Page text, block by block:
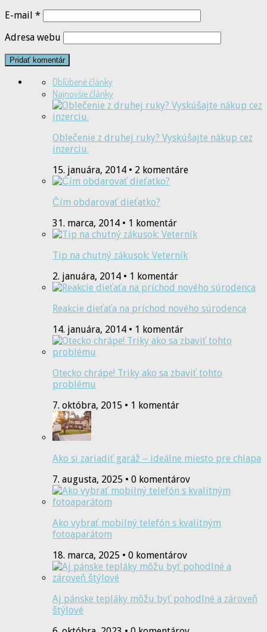
E-mail *
Adresa webu
Obľúbené články
Najnovšie články
Oblečenie z druhej ruky? Vyskúšajte nákup cez
inzerciu.
15. januára, 2014 • 2 komentáre
Čím obdarovať dieťatko?
31. marca, 2014 • 1 komentár
Tip na chutný zákusok: Veterník
2. januára, 2014 • 1 komentár
Reakcie dieťaťa na príchod nového súrodenca
14. januára, 2014 • 1 komentár
Otecko chrápe! Triky ako sa zbaviť tohto
problému
7. októbra, 2015 • 1 komentár
Ako si zariadiť garáž – ideálne miesto pre chlapa
7. augusta, 2025 • 0 komentárov
Ako vybrať mobilný telefón s kvalitným
fotoaparátom
18. marca, 2025 • 0 komentárov
Aj pánske tepláky môžu byť pohodlné a zároveň
štýlové